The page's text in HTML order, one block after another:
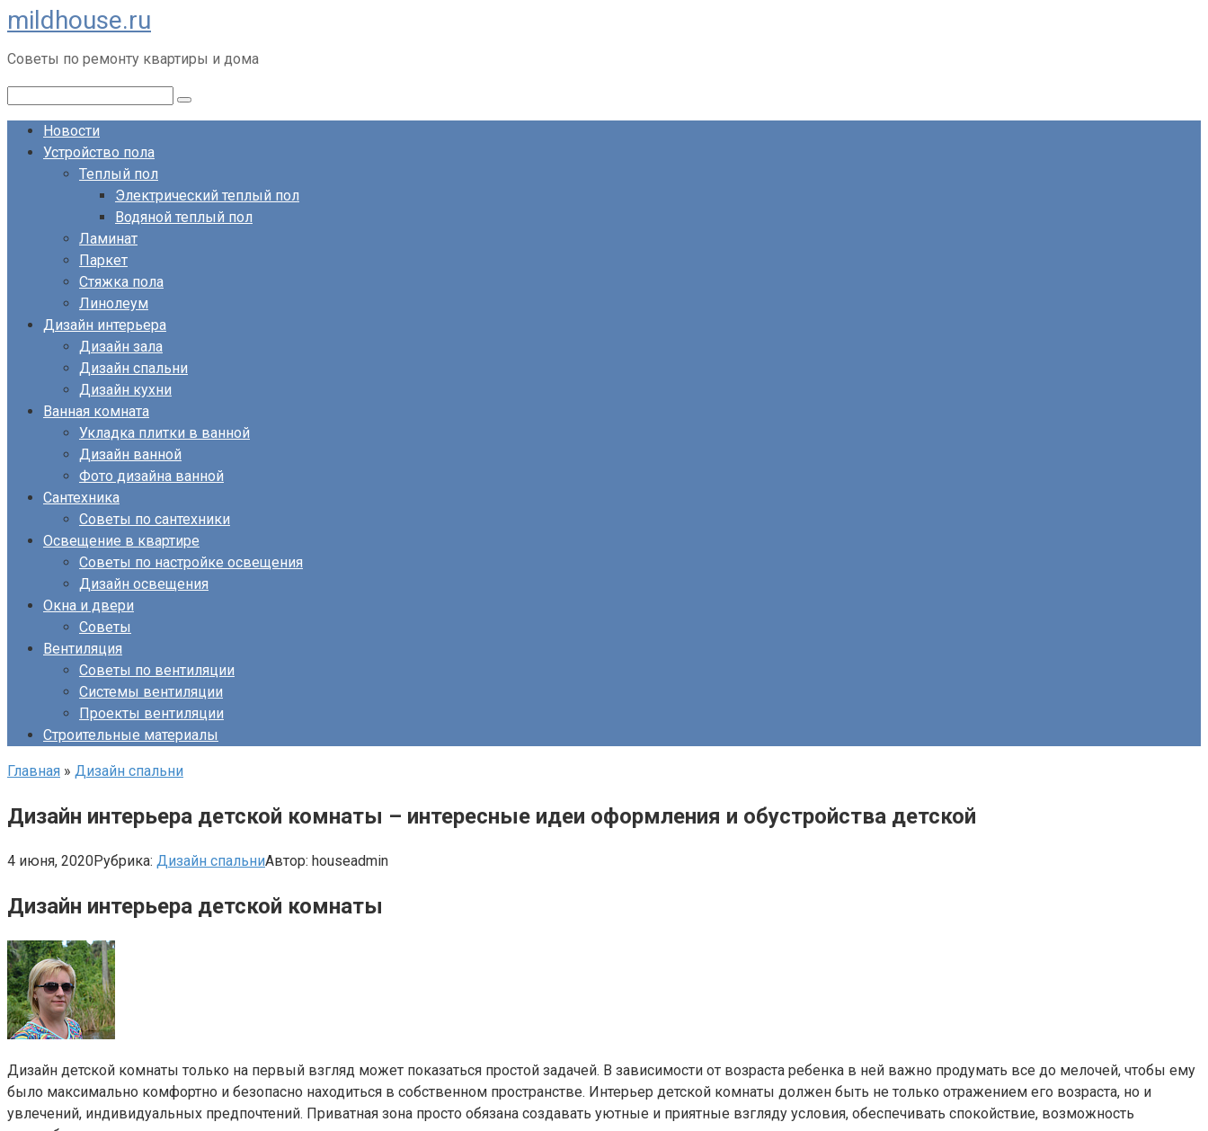
Перейти
к
контенту
mildhouse.ru
Советы по ремонту квартиры и дома
Новости
Устройство пола
Теплый пол
Электрический теплый пол
Водяной теплый пол
Ламинат
Паркет
Стяжка пола
Линолеум
Дизайн интерьера
Дизайн зала
Дизайн спальни
Дизайн кухни
Ванная комната
Укладка плитки в ванной
Дизайн ванной
Фото дизайна ванной
Сантехника
Советы по сантехники
Освещение в квартире
Советы по настройке освещения
Дизайн освещения
Окна и двери
Советы
Вентиляция
Советы по вентиляции
Системы вентиляции
Проекты вентиляции
Строительные материалы
Главная » Дизайн спальни
Дизайн интерьера детской комнаты – интересные идеи оформления и обустройства детской
4 июня, 2020Рубрика: Дизайн спальниАвтор: houseadmin
Дизайн интерьера детской комнаты
Дизайн детской комнаты только на первый взгляд может показаться простой задачей. В зависимости от возраста ребенка в ней важно продумать все до мелочей, чтобы ему
было максимально комфортно и безопасно находиться в собственном пространстве. Интерьер детской комнаты должен быть не только отражением его возраста, но и
увлечений, индивидуальных предпочтений. Приватная зона просто обязана создавать уютные и приятные взгляду условия, обеспечивать спокойствие, возможность